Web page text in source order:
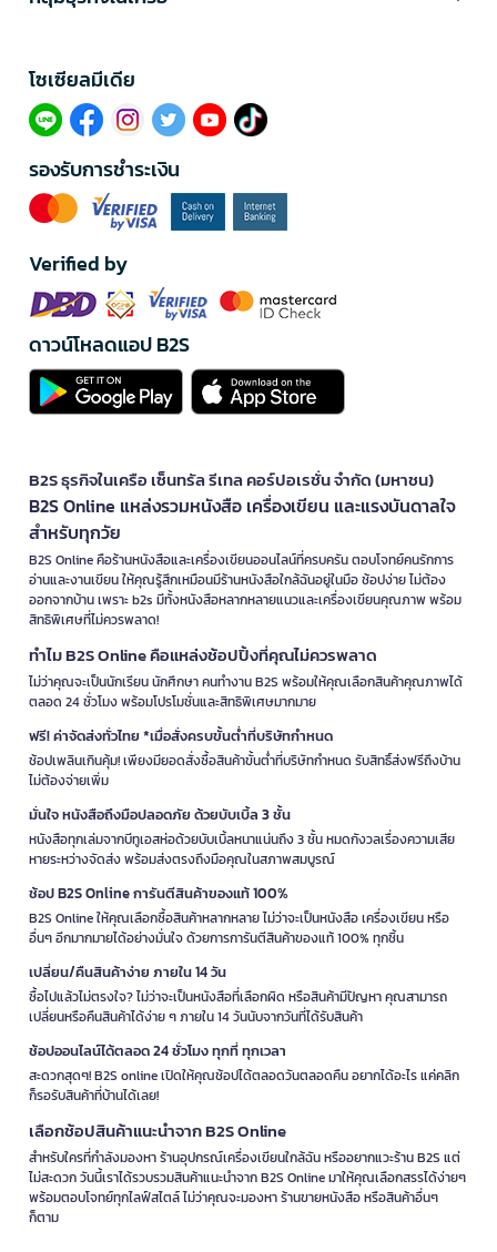
โซเซียลมีเดีย​
รองรับการชำระเงิน
Verified by
ดาวน์โหลดแอป B2S
B2S ธุรกิจในเครือ เซ็นทรัล รีเทล คอร์ปอเรชั่น จำกัด (มหาชน)
B2S Online แหล่งรวมหนังสือ เครื่องเขียน และแรงบันดาลใจ
สำหรับทุกวัย
B2S Online คือร้านหนังสือและเครื่องเขียนออนไลน์ที่ครบครัน ตอบโจทย์คนรักการ
อ่านและงานเขียน ให้คุณรู้สึกเหมือนมีร้านหนังสือใกล้ฉันอยู่ในมือ ช้อปง่าย ไม่ต้อง
ออกจากบ้าน เพราะ b2s มีทั้งหนังสือหลากหลายแนวและเครื่องเขียนคุณภาพ พร้อม
สิทธิพิเศษที่ไม่ควรพลาด!
ทำไม B2S Online คือแหล่งช้อปปิ้งที่คุณไม่ควรพลาด
ไม่ว่าคุณจะเป็นนักเรียน นักศึกษา คนทำงาน B2S พร้อมให้คุณเลือกสินค้าคุณภาพได้
ตลอด 24 ชั่วโมง พร้อมโปรโมชั่นและสิทธิพิเศษมากมาย
ฟรี! ค่าจัดส่งทั่วไทย *เมื่อสั่งครบขั้นต่ำที่บริษัทกำหนด
ช้อปเพลินเกินคุ้ม! เพียงมียอดสั่งซื้อสินค้าขั้นต่ำที่บริษัทกำหนด รับสิทธิ์ส่งฟรีถึงบ้าน
ไม่ต้องจ่ายเพิ่ม
มั่นใจ หนังสือถึงมือปลอดภัย ด้วยบับเบิ้ล 3 ชั้น
หนังสือทุกเล่มจากบีทูเอสห่อด้วยบับเบิ้ลหนาแน่นถึง 3 ชั้น หมดกังวลเรื่องความเสีย
หายระหว่างจัดส่ง พร้อมส่งตรงถึงมือคุณในสภาพสมบูรณ์
ช้อป B2S Online การันตีสินค้าของแท้ 100%
B2S Online ให้คุณเลือกซื้อสินค้าหลากหลาย ไม่ว่าจะเป็นหนังสือ เครื่องเขียน หรือ
อื่นๆ อีกมากมายได้อย่างมั่นใจ ด้วยการการันตีสินค้าของแท้ 100% ทุกชิ้น
เปลี่ยน/คืนสินค้าง่าย ภายใน 14 วัน
ซื้อไปแล้วไม่ตรงใจ? ไม่ว่าจะเป็นหนังสือที่เลือกผิด หรือสินค้ามีปัญหา คุณสามารถ
เปลี่ยนหรือคืนสินค้าได้ง่าย ๆ ภายใน 14 วันนับจากวันที่ได้รับสินค้า
ช้อปออนไลน์ได้ตลอด 24 ชั่วโมง ทุกที่ ทุกเวลา
สะดวกสุดๆ! B2S online เปิดให้คุณช้อปได้ตลอดวันตลอดคืน อยากได้อะไร แค่คลิก
ก็รอรับสินค้าที่บ้านได้เลย!
เลือกช้อปสินค้าแนะนำจาก B2S Online
สำหรับใครที่กำลังมองหา ร้านอุปกรณ์เครื่องเขียนใกล้ฉัน หรืออยากแวะร้าน B2S แต่
ไม่สะดวก วันนี้เราได้รวบรวมสินค้าแนะนำจาก B2S Online มาให้คุณเลือกสรรได้ง่ายๆ
พร้อมตอบโจทย์ทุกไลฟ์สไตล์ ไม่ว่าคุณจะมองหา ร้านขายหนังสือ หรือสินค้าอื่นๆ
ก็ตาม